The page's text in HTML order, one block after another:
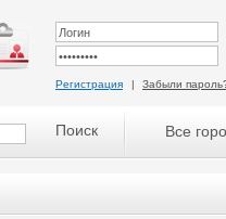
Регистрация | Забыли
Все